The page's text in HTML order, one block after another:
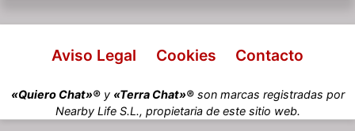
Aviso Legal Cookies Contacto
«Quiero Chat»®y «Terra Chat»®son marcas registradas por
Nearby Life S.L., propietaria de este sitio web.